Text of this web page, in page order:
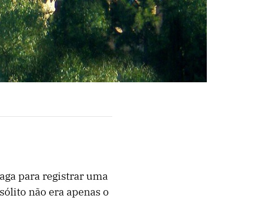
para registrar uma
não era apenas o